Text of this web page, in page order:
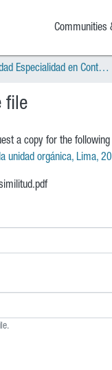
Communities
Segundad Especialidad en Control Gubernamental
file
a copy for the
unidad orgánica, Lima,